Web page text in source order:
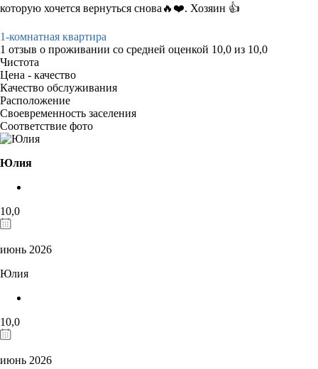
которую хочется вернуться снова🔥❤️. Хозяин 👍
1-комнатная квартира
1 отзыв о проживании со средней оценкой 10,0 из 10,0
Чистота
Цена - качество
Качество обслуживания
Расположение
Своевременность заселения
Соответствие фото
Юлия
10,0
июнь 2026
Юлия
10,0
июнь 2026